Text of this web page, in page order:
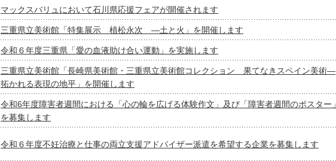
マックスバリュにおいて石川県応援フェアが開催されます
三重県立美術館「特集展示 植松永次 ―土と火」を開催します
令和６年度三重県「愛の血液助け合い運動」を実施します
三重県立美術館「長崎県美術館・三重県立美術館コレクション 果てなきスペイン美術―
拓かれる表現の地平」を開催します
令和6年度障害者週間における「心の輪を広げる体験作文」及び「障害者週間のポスター」
を募集します
令和６年度不妊治療と仕事の両立支援アドバイザー派遣を希望する企業を募集します